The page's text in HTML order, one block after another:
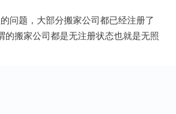
问题，大部分搬家公司都已经注册了
的搬家公司都是无注册状态也就是无照